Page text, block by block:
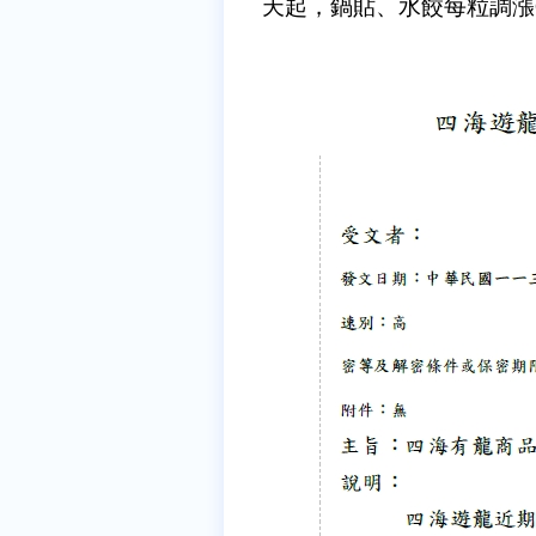
天起，鍋貼、水餃每粒調